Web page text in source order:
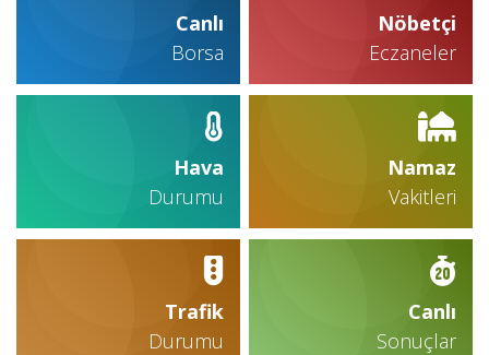
Canlı
Borsa
Nöbetçi
Eczaneler
Hava
Durumu
Namaz
Vakitleri
Trafik
Durumu
Canlı
Sonuçlar